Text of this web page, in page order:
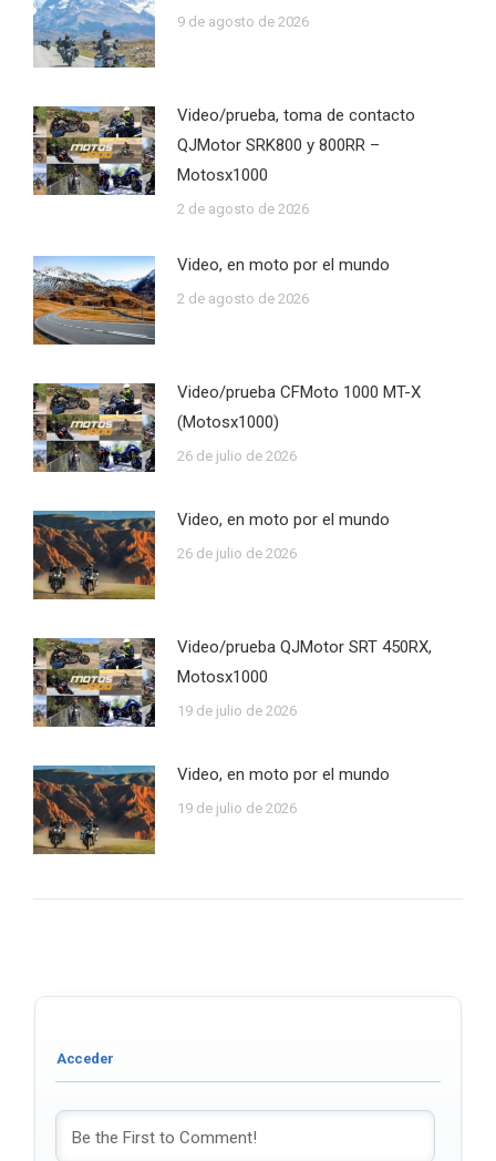
9 de agosto de 2026
Video/prueba, toma de contacto
QJMotor SRK800 y 800RR –
Motosx1000
2 de agosto de 2026
Video, en moto por el mundo
2 de agosto de 2026
Video/prueba CFMoto 1000 MT-X
(Motosx1000)
26 de julio de 2026
Video, en moto por el mundo
26 de julio de 2026
Video/prueba QJMotor SRT 450RX,
Motosx1000
19 de julio de 2026
Video, en moto por el mundo
19 de julio de 2026